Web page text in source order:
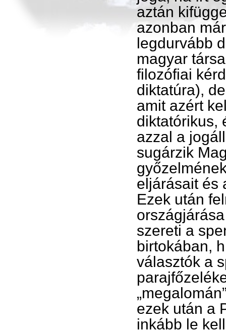
aztán
azonban
legdurvább
magyar
filozófiai
diktatúra),
amit azért
diktatórikus,
azzal a
sugárzik
eljárásait és
Ezek után
szereti a
birtokában,
választók a
ezek után a
inkább le